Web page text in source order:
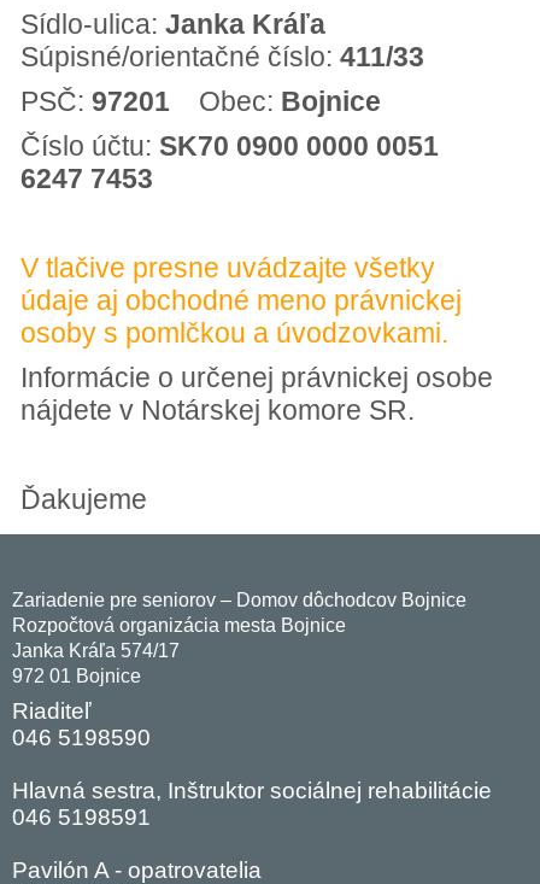
Sídlo-ulica:Janka Kráľa
Súpisné/orientačné číslo:411/33
PSČ:97201 Obec: Bojnice
Číslo účtu: SK70 0900 0000 0051
6247 7453
V tlačive presne uvádzajte všetky
údaje aj obchodné meno právnickej
osoby s pomlčkou a úvodzovkami.
Informácie o určenej právnickej osobe
nájdete v Notárskej komore SR.
Ďakujeme
Zariadenie pre seniorov – Domov dôchodcov Bojnice
Rozpočtová organizácia mesta Bojnice
Janka Kráľa 574/17
972 01 Bojnice
Riaditeľ
046 5198590
Hlavná sestra, Inštruktor sociálnej rehabilitácie
046 5198591
Pavilón A - opatrovatelia